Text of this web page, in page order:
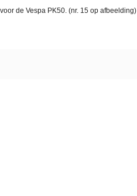
de Vespa PK50. (nr. 15 op afbeelding)